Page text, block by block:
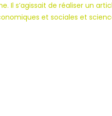
Il s’agissait de réaliser un
et sociales et